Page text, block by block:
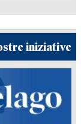
iniziative